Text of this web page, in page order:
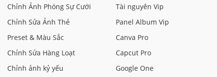
Chỉnh Ảnh Phóng Sự Cưới
Chỉnh Sửa Ảnh Thẻ
Preset & Màu Sắc
Chỉnh Sửa Hàng Loạt
Chỉnh ảnh kỷ yếu
Tài nguyên Vip
Panel Album Vip
Canva Pro
Capcut Pro
Google One